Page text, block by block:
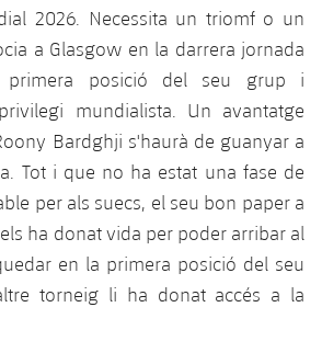
2026. Necessita un triomf o un
a Glasgow en la darrera jornada
posició del seu grup i
mundialista. Un avantatge
Bardghji s'haurà de guanyar a
Tot i que no ha estat una fase de
per als suecs, el seu bon paper a
ha donat vida per poder arribar al
en la primera posició del seu
torneig li ha donat accés a la